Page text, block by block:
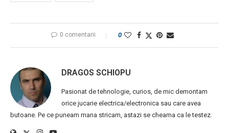
0 comentarii 0
DRAGOS SCHIOPU
Pasionat de tehnologie, curios, de mic demontam
orice jucarie electrica/electronica sau care avea
butoane. Pe ce puneam mana stricam, astazi se cheama ca le testez.